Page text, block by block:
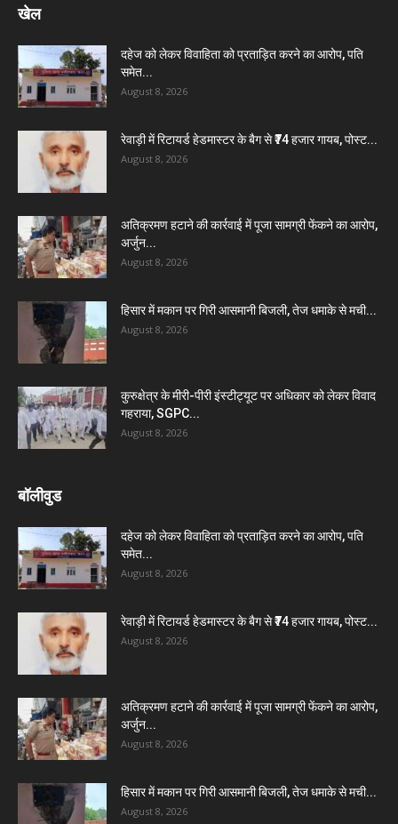
खेल
दहेज को लेकर विवाहिता को प्रताड़ित करने का आरोप, पति
समेत...
August 8, 2026
रेवाड़ी में रिटायर्ड हेडमास्टर के बैग से ₹74 हजार गायब, पोस्ट...
August 8, 2026
अतिक्रमण हटाने की कार्रवाई में पूजा सामग्री फेंकने का आरोप,
अर्जुन...
August 8, 2026
हिसार में मकान पर गिरी आसमानी बिजली, तेज धमाके से मची...
August 8, 2026
कुरुक्षेत्र के मीरी-पीरी इंस्टीट्यूट पर अधिकार को लेकर विवाद
गहराया, SGPC...
August 8, 2026
बॉलीवुड
दहेज को लेकर विवाहिता को प्रताड़ित करने का आरोप, पति
समेत...
August 8, 2026
रेवाड़ी में रिटायर्ड हेडमास्टर के बैग से ₹74 हजार गायब, पोस्ट...
August 8, 2026
अतिक्रमण हटाने की कार्रवाई में पूजा सामग्री फेंकने का आरोप,
अर्जुन...
August 8, 2026
हिसार में मकान पर गिरी आसमानी बिजली, तेज धमाके से मची...
August 8, 2026